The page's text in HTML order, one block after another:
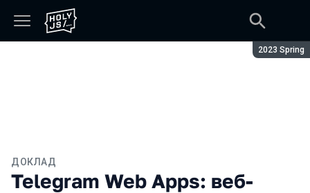
Сезон:
2023 Spring
ДОКЛАД
Telegram Web Apps: веб-